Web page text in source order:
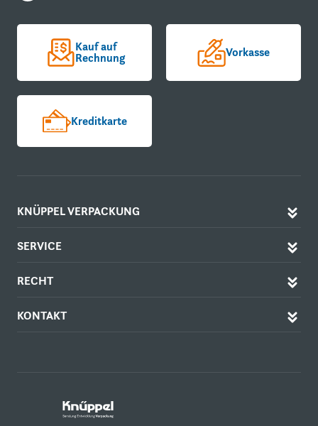
Kauf auf
Rechnung Vorkasse
Kreditkarte
KNÜPPEL VERPACKUNG
SERVICE
RECHT
KONTAKT